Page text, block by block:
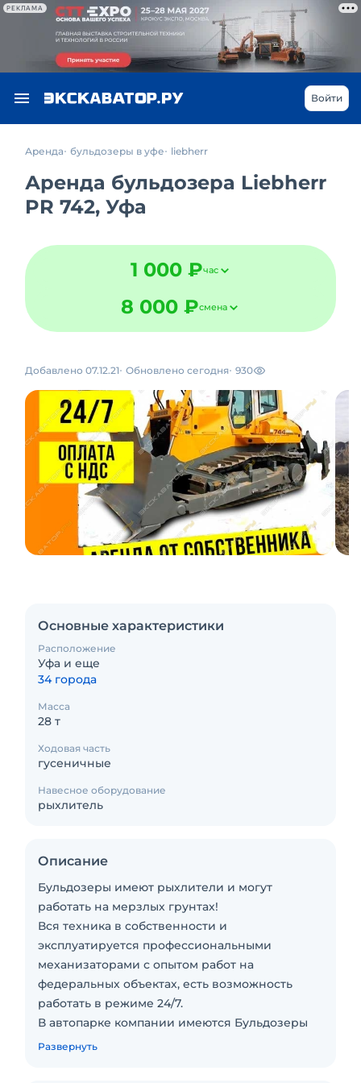
РЕКЛАМА
Войти
Аренда бульдозеры в уфе liebherr
Аренда бульдозера Liebherr
PR 742, Уфа
1 000 ₽час
8 000 ₽смена
Добавлено 07.12.21 Обновлено сегодня 930
Основные характеристики
Расположение
Уфа и еще
34 города
Масса
28 т
Ходовая часть
гусеничные
Навесное оборудование
рыхлитель
Описание
Бульдозеры имеют рыхлители и могут
работать на мерзлых грунтах!
Вся техника в собственности и
эксплуатируется профессиональными
механизаторами с опытом работ на
федеральных объектах, есть возможность
работать в режиме 24/7.
В автопарке компании имеются Бульдозеры
габаритные и негабаритные модели ведущих
Развернуть